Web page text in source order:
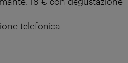
telefonica